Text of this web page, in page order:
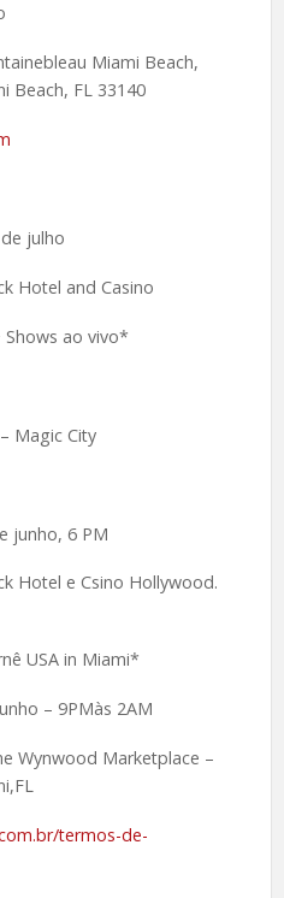
Miami Beach,
Beach, FL 33140
julho
Hotel and Casino
ao vivo*
Magic City
junho, 6 PM
Hotel e Csino Hollywood.
USA in Miami*
– 9PMàs 2AM
Wynwood Marketplace –
termos-de-